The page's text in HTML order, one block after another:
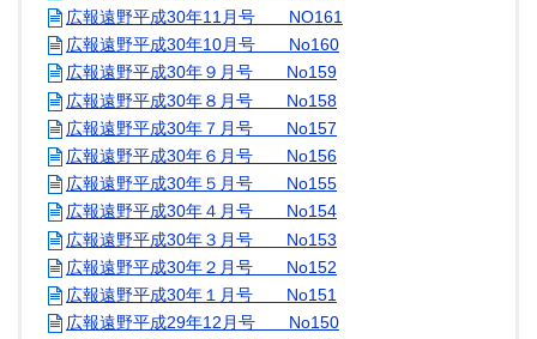
広報遠野平成30年11月号 NO161
広報遠野平成30年10月号 No160
広報遠野平成30年９月号 No159
広報遠野平成30年８月号 No158
広報遠野平成30年７月号 No157
広報遠野平成30年６月号 No156
広報遠野平成30年５月号 No155
広報遠野平成30年４月号 No154
広報遠野平成30年３月号 No153
広報遠野平成30年２月号 No152
広報遠野平成30年１月号 No151
広報遠野平成29年12月号 No150